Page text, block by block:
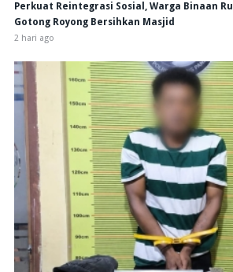
Perkuat Reintegrasi Sosial, Warga Binaan
Gotong Royong Bersihkan Masjid
2 hari ago